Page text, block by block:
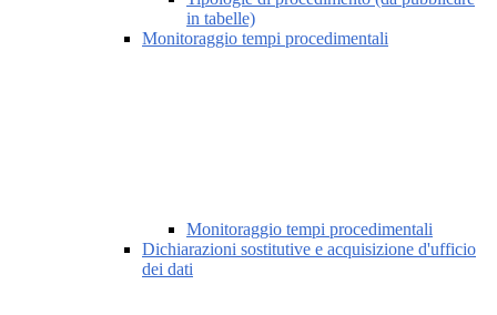
in tabelle)
Monitoraggio tempi procedimentali
Monitoraggio tempi procedimentali
Dichiarazioni sostitutive e acquisizione d'ufficio
dei dati